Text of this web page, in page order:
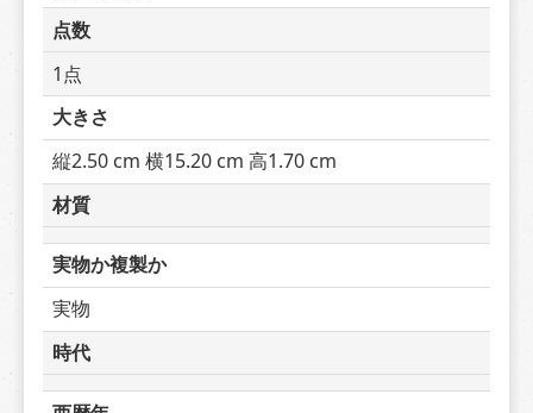
点数
1点
大きさ
縦2.50 cm 横15.20 cm 高1.70 cm
材質
実物か複製か
実物
時代